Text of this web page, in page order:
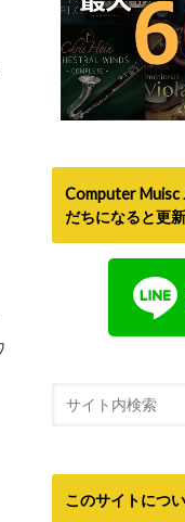
Computer Muisc
だちになると更
このサイトにつ